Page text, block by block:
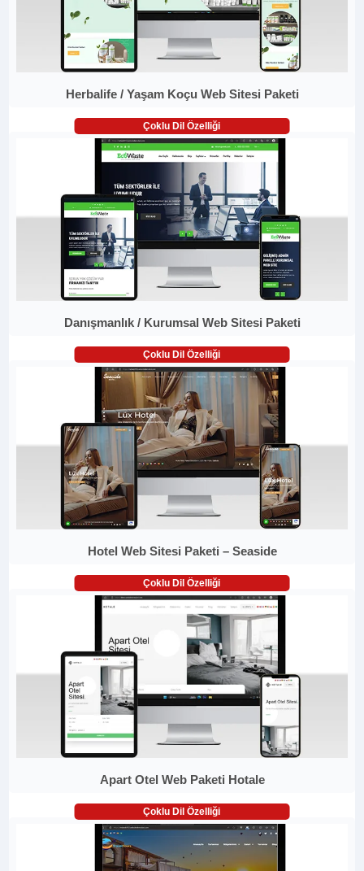
Herbalife / Yaşam Koçu Web Sitesi Paketi
Çoklu Dil Özelliği
Danışmanlık / Kurumsal Web Sitesi Paketi
Çoklu Dil Özelliği
Hotel Web Sitesi Paketi – Seaside
Çoklu Dil Özelliği
Apart Otel Web Paketi Hotale
Çoklu Dil Özelliği